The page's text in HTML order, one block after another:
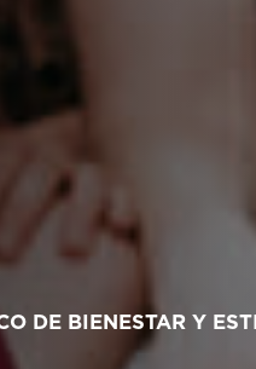
DE BIENESTAR Y